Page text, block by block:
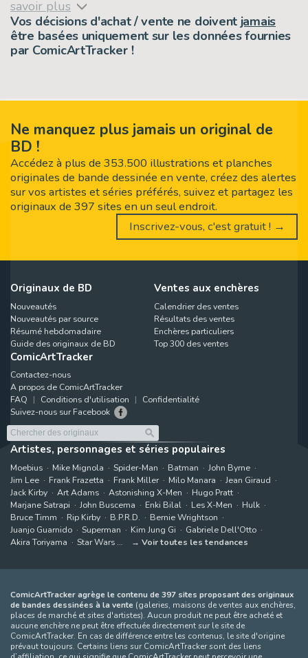
savoir plus
Vos décisions d'achat / vente ne doivent jamais
être basées uniquement sur les données fournies
par ComicArtTracker !
Ne manquez plus jamais un original de
BD !
Accédez à plus de 353.500 illustrations et planches
originales de bande dessinée en vente, créez des alertes
sur vos artistes et séries préférés, suivez et partagez les
originaux de 397 sites en un seul endroit.
Inscrivez-vous, c'est gratuit ! →
Originaux de BD
Nouveautés
Nouveautés par source
Résumé hebdomadaire
Guide des originaux de BD
Ventes aux enchères
Calendrier des ventes
Résultats des ventes
Enchères particuliers
Top 300 des ventes
ComicArtTracker
Contactez-nous
A propos de ComicArtTracker
FAQ
Conditions d'utilisation
Confidentialité
Suivez-nous sur Facebook
Artistes, personnages et séries populaires
Moebius Mike Mignola Spider-Man Batman
John Byrne
Jim Lee
Frank Frazetta Frank Miller Milo Manara
Jean Giraud
Jack Kirby
Art Adams Astonishing X-Men
Hugo Pratt
Marjane Satrapi
John Buscema Enki Bilal Les X-Men
Hulk
Bruce Timm
Rip Kirby B.P.R.D.
Bernie Wrightson
Juanjo Guarnido
Superman Kim Jung Gi
Gabriele Dell'Otto
Akira Toriyama
Star Wars Voir toutes les tendances
ComicArtTracker agrège le contenu de 397 sites proposant des originaux
de bandes dessinées à la vente (galeries, maisons de ventes aux enchères,
places de marché et sites d'artistes). Aucun produit ne peut être acheté et
aucune enchère ne peut être effectuée directement sur le site de
ComicArtTracker. En cas de différence entre les contenus, le site d'origine
prévaut toujours. Certains liens sur ComicArtTracker sont des liens